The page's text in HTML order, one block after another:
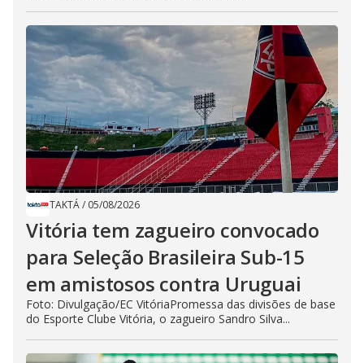
TAKTÁ/ 05/08/2026
Vitória tem zagueiro convocado
para Seleção Brasileira Sub-15
em amistosos contra Uruguai
Foto: Divulgação/EC VitóriaPromessa das divisões de base
do Esporte Clube Vitória, o zagueiro Sandro Silva...